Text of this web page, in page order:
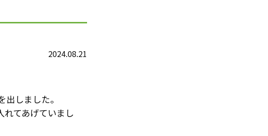
2024.08.21
しました。
てあげていまし